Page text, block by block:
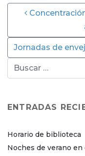
Post
Jornadas de
ENTRADAS
Horario de biblioteca
Noches de verano en